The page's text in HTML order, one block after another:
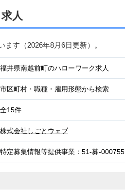
人
ます（2026年8月6日更新）。
福井県南越前町のハローワーク求人
市区町村・職種・雇用形態から検索
全15件
株式会社しごとウェブ
特定募集情報等提供事業：51-募-000755